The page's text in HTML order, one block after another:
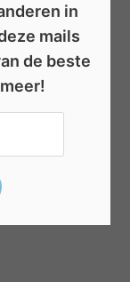
in
mails
de beste